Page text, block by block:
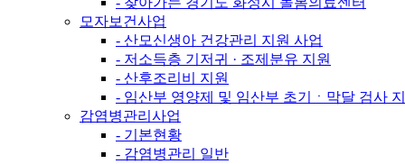
모자보건사업
- 산모신생아 건강관리 지원 사업
- 저소득층 기저귀 · 조제분유 지원
- 산후조리비 지원
- 임산부 영양제 및 임산부 초기ㆍ막달 검사
감염병관리사업
- 기본현황
- 감염병관리 일반